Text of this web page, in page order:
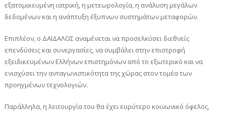
εξατομικευμένη ιατρική, η μετεωρολογία, η ανάλυση μεγάλων
δεδομένων και η ανάπτυξη έξυπνων συστημάτων μεταφορών.
Επιπλέον, ο ΔΑΙΔΑΛΟΣ αναμένεται να προσελκύσει διεθνείς
επενδύσεις και συνεργασίες, να συμβάλει στην επιστροφή
εξειδικευμένων Ελλήνων επιστημόνων από το εξωτερικό και να
ενισχύσει την ανταγωνιστικότητα της χώρας στον τομέα των
προηγμένων τεχνολογιών.
Παράλληλα, η λειτουργία του θα έχει ευρύτερο κοινωνικό όφελος,